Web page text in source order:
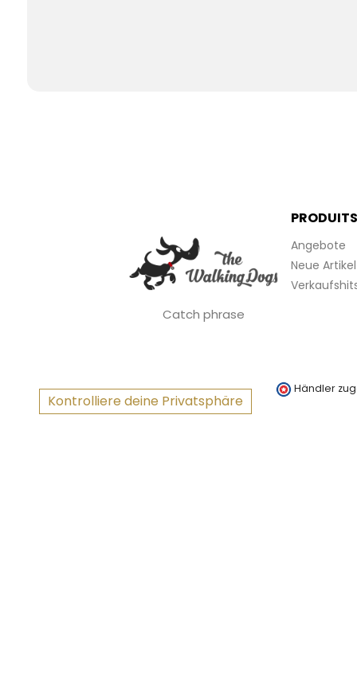
Catch phrase
PRODUITS
Angebote
Neue Artikel
Kontrolliere deine Privatsphäre
Händler